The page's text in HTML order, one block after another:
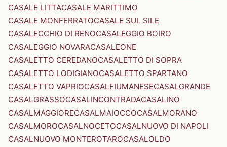
CASALE LITTACASALE MARITTIMO
CASALE MONFERRATOCASALE SUL SILE
CASALECCHIO DI RENOCASALEGGIO BOIRO
CASALEGGIO NOVARACASALEONE
CASALETTO CEREDANOCASALETTO DI SOPRA
CASALETTO LODIGIANOCASALETTO SPARTANO
CASALETTO VAPRIOCASALFIUMANESECASALGRANDE
CASALGRASSOCASALINCONTRADACASALINO
CASALMAGGIORECASALMAIOCCOCASALMORANO
CASALMOROCASALNOCETOCASALNUOVO DI NAPOLI
CASALNUOVO MONTEROTAROCASALOLDO